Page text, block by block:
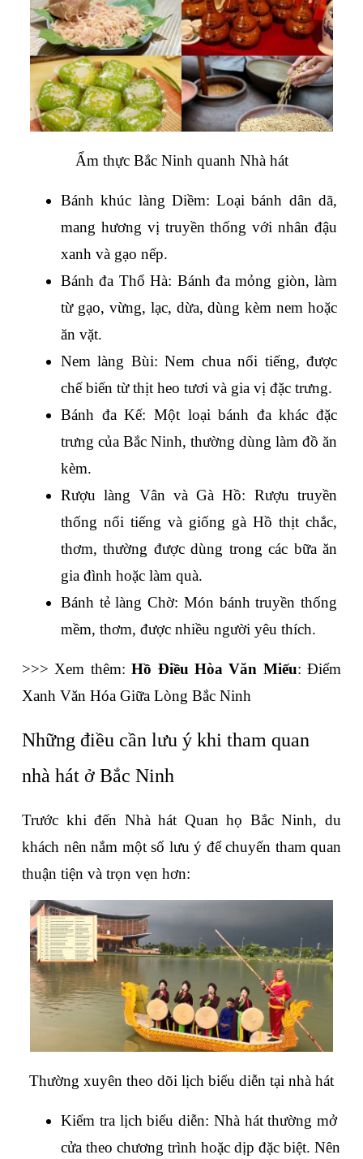
Ẩm thực Bắc Ninh quanh Nhà hát
Bánh khúc làng Diềm: Loại bánh dân dã,
mang hương vị truyền thống với nhân đậu
xanh và gạo nếp.
Bánh đa Thổ Hà: Bánh đa mỏng giòn, làm
từ gạo, vừng, lạc, dừa, dùng kèm nem hoặc
ăn vặt.
Nem làng Bùi: Nem chua nổi tiếng, được
chế biến từ thịt heo tươi và gia vị đặc trưng.
Bánh đa Kế: Một loại bánh đa khác đặc
trưng của Bắc Ninh, thường dùng làm đồ ăn
kèm.
Rượu làng Vân và Gà Hồ: Rượu truyền
thống nổi tiếng và giống gà Hồ thịt chắc,
thơm, thường được dùng trong các bữa ăn
gia đình hoặc làm quà.
Bánh tẻ làng Chờ: Món bánh truyền thống
mềm, thơm, được nhiều người yêu thích.
>>> Xem thêm: Hồ Điều Hòa Văn Miếu: Điểm
Xanh Văn Hóa Giữa Lòng Bắc Ninh
Những điều cần lưu ý khi tham quan
nhà hát ở Bắc Ninh
Trước khi đến Nhà hát Quan họ Bắc Ninh, du
khách nên nắm một số lưu ý để chuyến tham quan
thuận tiện và trọn vẹn hơn:
Thường xuyên theo dõi lịch biểu diễn tại nhà hát
Kiểm tra lịch biểu diễn: Nhà hát thường mở
cửa theo chương trình hoặc dịp đặc biệt. Nên